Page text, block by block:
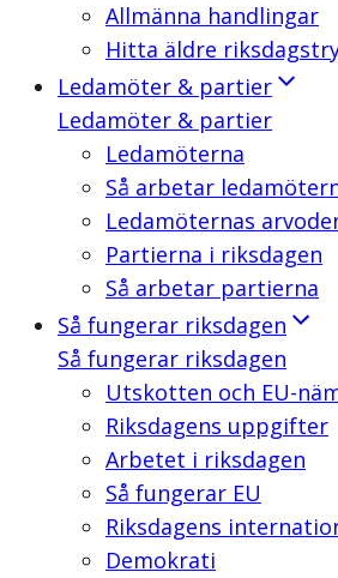
Allmänna handlingar
Hitta äldre
Ledamöter & partier
Ledamöter & partier
Ledamöterna
Så arbetar
Ledamöternas
Partierna i riksdagen
Så arbetar partierna
Så fungerar riksdagen
Så fungerar riksdagen
Utskotten och EU-
Riksdagens uppgifter
Arbetet i riksdagen
Så fungerar EU
Riksdagens
Demokrati